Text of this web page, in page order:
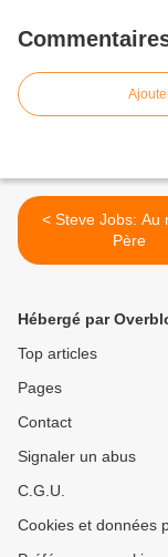
< Steve Jobs: Au nom du
Père
Hébergé par
Top articles
Pages
Contact
Signaler un abus
C.G.U.
Cookies et données